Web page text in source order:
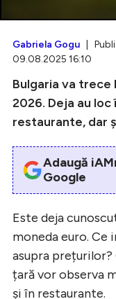
Gabriela Gogu |
09.08.2025 16:10
Bulgaria va trece
2026. Deja au loc
restaurante, dar
Adaugă
Google
Este deja
moneda euro. Ce
asupra
țară vor observa
și în restaurante.